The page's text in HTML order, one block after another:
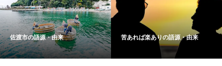
佐渡市の語源・由来 苦あれば楽ありの語源・由来